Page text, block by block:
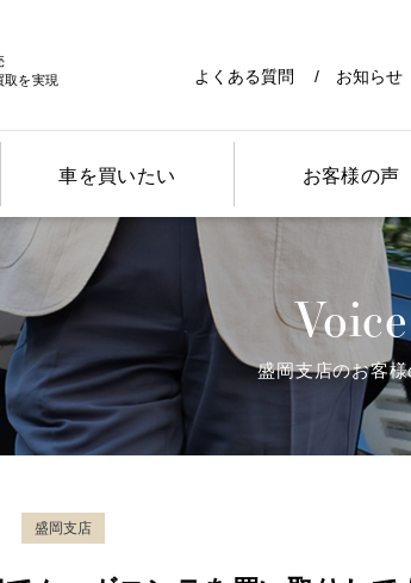
取を実現
よくある質問 お知らせ
車を買いたい お客様の声
Voice
盛岡支店のお客
盛岡支店